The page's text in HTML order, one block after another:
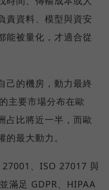
責資料、模型與資安
能被量化，才適合從
己的機房，動力最終
主要市場分布在歐
占比將近一半，而歐
最大動力。
、ISO 27017 與
滿足 GDPR、HIPAA